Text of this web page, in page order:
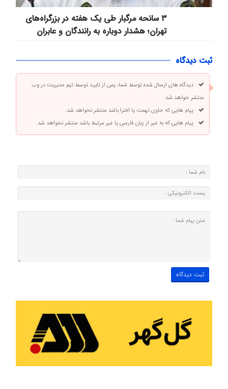
۳ سانحه مرگبار طی یک هفته در بزرگراه‌های
تهران؛ هشدار دوباره به رانندگان و عابران
ثبت دیدگاه
دیدگاه های ارسال شده توسط شما، پس از تایید توسط تیم مدیریت در وب
منتشر خواهد شد.
پیام هایی که حاوی تهمت یا افترا باشد منتشر نخواهد شد.
پیام هایی که به غیر از زبان فارسی یا غیر مرتبط باشد منتشر نخواهد شد.